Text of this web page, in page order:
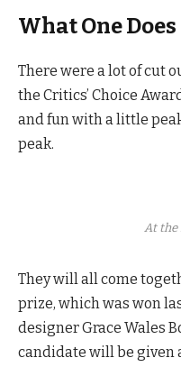
What One
There were a lot of cut
the Critics’ Choice
and fun with a little
peak.
At the
They will all come
prize, which was won
designer Grace Wales
candidate will be given